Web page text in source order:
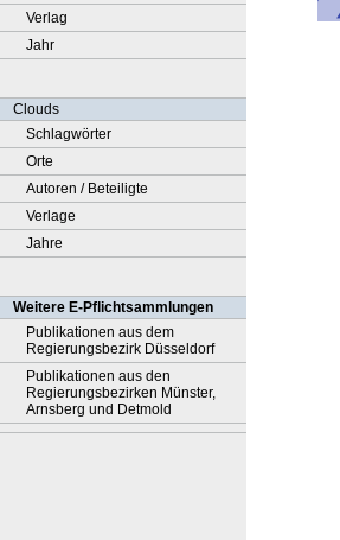
Verlag
Jahr
Clouds
Schlagwörter
Orte
Autoren / Beteiligte
Verlage
Jahre
Weitere E-Pflichtsammlungen
Publikationen aus dem
Regierungsbezirk Düsseldorf
Publikationen aus den
Regierungsbezirken Münster,
Arnsberg und Detmold